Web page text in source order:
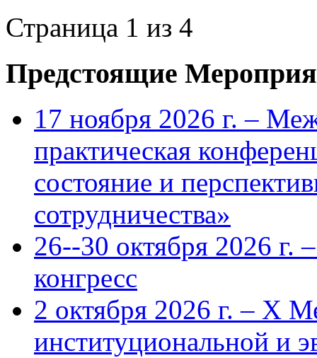
Страница 1 из 4
Предстоящие
17 ноября 2026 г. –
практическая
состояние и
сотрудничества»
26--30 октября 2026 г.
конгресс
2 октября 2026 г. – X
институциональной и